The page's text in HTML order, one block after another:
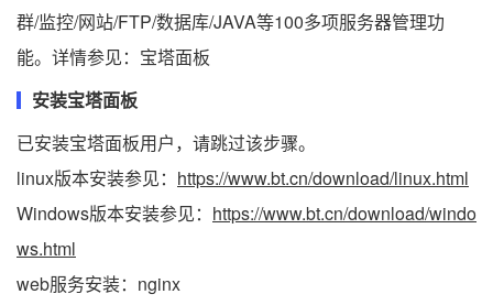
群/监控/网站/FTP/数据库/JAVA等100多项服务器管理功
能。详情参见：宝塔面板
安装宝塔面板
已安装宝塔面板用户，请跳过该步骤。
linux版本安装参见： https://www.bt.cn/download/linux.html
Windows版本安装参见： https://www.bt.cn/download/windo
ws.html
web服务安装：nginx